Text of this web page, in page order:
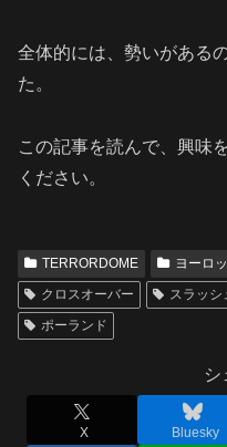
全体的には、勢いがある
た。
この記事を読んで、興味
ください。
TERRORDOME ヨーロ
クロスオーバー
スラッシ
ポーランド
シ
X Bluesky